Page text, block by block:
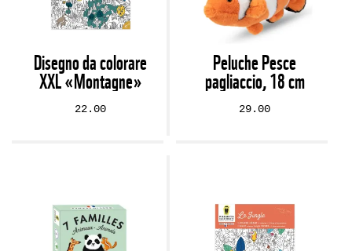
Disegno da colorare
XXL «Montagne»
22.00
Peluche Pesce
pagliaccio, 18 cm
29.00